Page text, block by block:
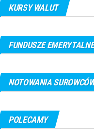
KURSY WALUT
FUNDUSZE EMERYTALNE
NOTOWANIA
POLECAMY